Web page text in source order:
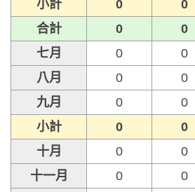
小計
0 0
合計
0 0
七月
0 0
八月
0 0
九月
0 0
小計
0 0
十月
0 0
十一月
0 0